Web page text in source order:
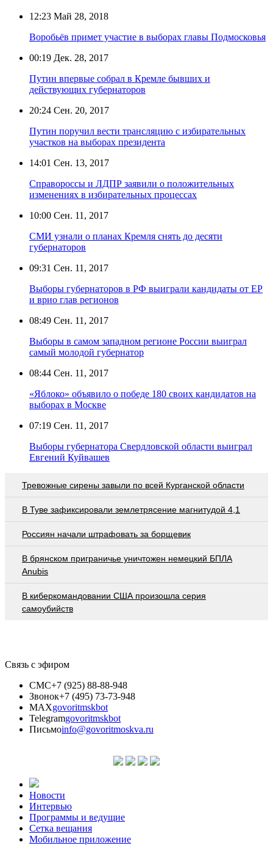
12:23 Май 28, 2018
Воробьёв примет участие в выборах главы Подмосковья
00:19 Дек. 28, 2017
Путин впервые собрал в Кремле бывших и
действующих губернаторов
20:24 Сен. 20, 2017
Путин поручил вести трансляцию с избирательных
участков на выборах президента
14:01 Сен. 13, 2017
Справороссы и ЛДПР заявили о положительных
изменениях в избирательных процессах
10:00 Сен. 11, 2017
СМИ узнали о планах Кремля снять до десяти
губернаторов
09:31 Сен. 11, 2017
Выборы губернаторов в РФ выиграли кандидаты от ЕР
и врио глав регионов
08:49 Сен. 11, 2017
Выборы в самом западном регионе России выиграл
самый молодой губернатор
08:44 Сен. 11, 2017
«Яблоко» объявило о победе 180 своих кандидатов на
выборах в Москве
07:19 Сен. 11, 2017
Выборы губернатора Свердловской области выиграл
Евгений Куйвашев
Тревожные сирены завыли по всей Курганской области
В Туве зафиксировали землетрясение магнитудой 4,1
Россиян начали штрафовать за борщевик
В брянском приграничье уничтожен немецкий БПЛА
Anubis
В киберкомандовании США произошла серия
самоубийств
Связь с эфиром
СМС+7 (925) 88-88-948
Звонок+7 (495) 73-73-948
MAXgovoritmskbot
Telegramgovoritmskbot
Письмоinfo@govoritmoskva.ru
Новости
Интервью
Программы и ведущие
Сетка вещания
Мобильное приложение